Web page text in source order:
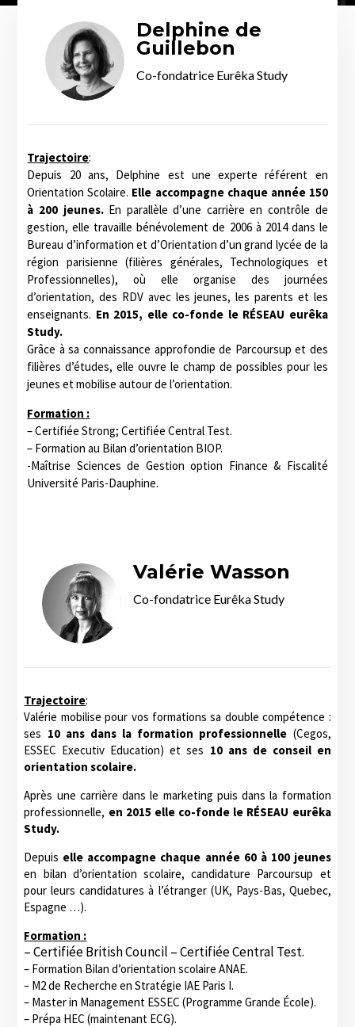
Delphine de
Guillebon
Co-fondatrice Eurêka Study
Trajectoire:
Depuis 20 ans, Delphine est une experte référent en
Orientation Scolaire. Elle accompagne chaque année 150
à 200 jeunes.En parallèle d’une carrière en contrôle de
gestion, elle travaille bénévolement de 2006 à 2014 dans le
Bureau d’information et d’Orientation d’un grand lycée de la
région parisienne (filières générales, Technologiques et
Professionnelles), où elle organise des journées
d’orientation, des RDV avec les jeunes, les parents et les
enseignants. En 2015, elle co-fonde le RÉSEAU eurêka
Study.
Grâce à sa connaissance approfondie de Parcoursup et des
filières d’études, elle ouvre le champ de possibles pour les
jeunes et mobilise autour de l’orientation.
Formation :
– Certifiée Strong; Certifiée Central Test.
– Formation au Bilan d’orientation BIOP.
-Maîtrise Sciences de Gestion option Finance & Fiscalité
Université Paris-Dauphine.
Valérie Wasson
Co-fondatrice Eurêka Study
Trajectoire:
Valérie mobilise pour vos formations sa double compétence :
ses 10 ans dans la formation professionnelle (Cegos,
ESSEC Executiv Education) et ses 10 ans de conseil en
orientation scolaire.
Après une carrière dans le marketing puis dans la formation
professionnelle, en 2015 elle co-fonde le RÉSEAU eurêka
Study.
Depuis elle accompagne chaque année 60 à 100 jeunes
en bilan d’orientation scolaire, candidature Parcoursup et
pour leurs candidatures à l’étranger (UK, Pays-Bas, Quebec,
Espagne …).
Formation :
– Certifiée British Council –Certifiée Central Test.
– Formation Bilan d’orientation scolaire ANAE.
– M2 de Recherche en Stratégie IAE Paris I.
– Master in Management ESSEC (Programme Grande École).
– Prépa HEC (maintenant ECG).